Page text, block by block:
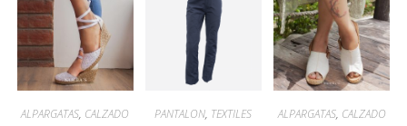
ALPARGATAS, CALZADO PANTALON, TEXTILES ALPARGATAS, CALZADO